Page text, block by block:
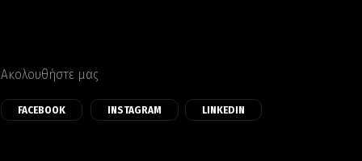
Ακολουθήστε μας
FACEBOOK INSTAGRAM LINKEDIN